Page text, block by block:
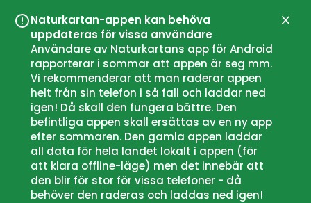
Naturkartan-appen kan behöva
uppdateras för vissa användare
Användare av Naturkartans app för Android
rapporterar i sommar att appen är seg mm.
Vi rekommenderar att man raderar appen
helt från sin telefon i så fall och laddar ned
igen! Då skall den fungera bättre. Den
befintliga appen skall ersättas av en ny app
efter sommaren. Den gamla appen laddar
all data för hela landet lokalt i appen (för
att klara offline-läge) men det innebär att
den blir för stor för vissa telefoner - då
behöver den raderas och laddas ned igen!